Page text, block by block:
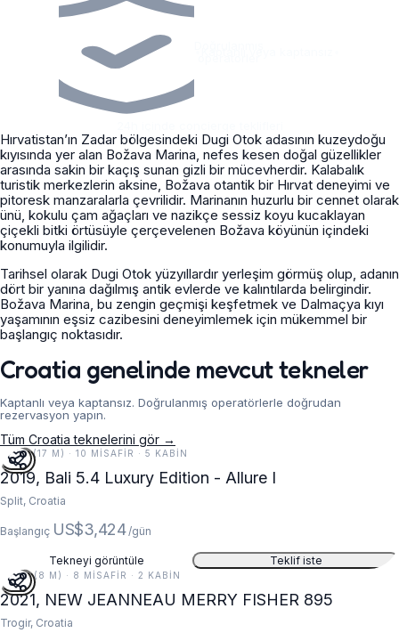
Hırvatistan’ın Zadar bölgesindeki Dugi Otok adasının kuzeydoğu
kıyısında yer alan Božava Marina, nefes kesen doğal güzellikler
arasında sakin bir kaçış sunan gizli bir mücevherdir. Kalabalık
turistik merkezlerin aksine, Božava otantik bir Hırvat deneyimi ve
pitoresk manzaralarla çevrilidir. Marinanın huzurlu bir cennet olarak
ünü, kokulu çam ağaçları ve nazikçe sessiz koyu kucaklayan
çiçekli bitki örtüsüyle çerçevelenen Božava köyünün içindeki
konumuyla ilgilidir.
Tarihsel olarak Dugi Otok yüzyıllardır yerleşim görmüş olup, adanın
dört bir yanına dağılmış antik evlerde ve kalıntılarda belirgindir.
Božava Marina, bu zengin geçmişi keşfetmek ve Dalmaçya kıyı
yaşamının eşsiz cazibesini deneyimlemek için mükemmel bir
başlangıç noktasıdır.
Croatia genelinde mevcut tekneler
Kaptanlı veya kaptansız. Doğrulanmış operatörlerle doğrudan
rezervasyon yapın.
Tüm Croatia teknelerini gör →
55 FT (17 M) · 10 MISAFIR · 5 KABIN
2019, Bali 5.4 Luxury Edition - Allure I
Split, Croatia
Başlangıç US$3,424 /gün
Tekneyi görüntüle Teklif iste
26 FT (8 M) · 8 MISAFIR · 2 KABIN
2021, NEW JEANNEAU MERRY FISHER 895
Trogir, Croatia